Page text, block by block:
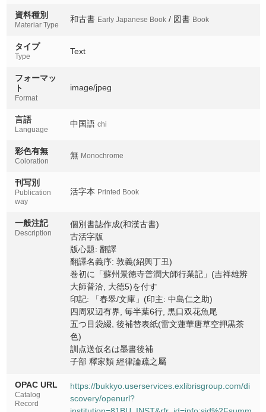
資料種別
Materiar Type
和古書 Early Japanese Book/ 図書 Book
タイプ
Type
Text
フォーマッ
ト
Format
image/jpeg
言語
Language
中国語 chi
彩色有無
Coloration
無 Monochrome
刊写別
Publication
way
活字本 Printed Book
一般注記
Description
個別書誌作成(和漢古書)
古活字版
版心題: 翻譯
翻譯名義序: 敦義(紹興丁丑)
巻初に「蘇州景徳寺普潤大師行業記」(吉祥雄辨
大師普洽, 大徳5)を付す
印記: 「春翠/文庫」(印主: 中島仁之助)
四周双辺有界, 毎半葉6行, 黒口双花魚尾
五つ目袋綴, 後補替表紙(雷文蓮華唐草空押黒茶
色)
訓点送仮名は墨書後補
子部 釋家類 經律論疏之屬
OPAC URL
Catalog
Record
https://bukkyo.userservices.exlibrisgroup.com/di
scovery/openurl?